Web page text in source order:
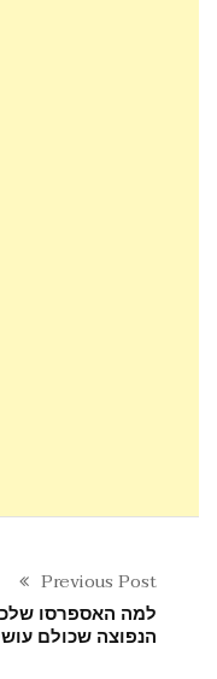
Previous Post
למה האספרסו
הנפוצה שכולם